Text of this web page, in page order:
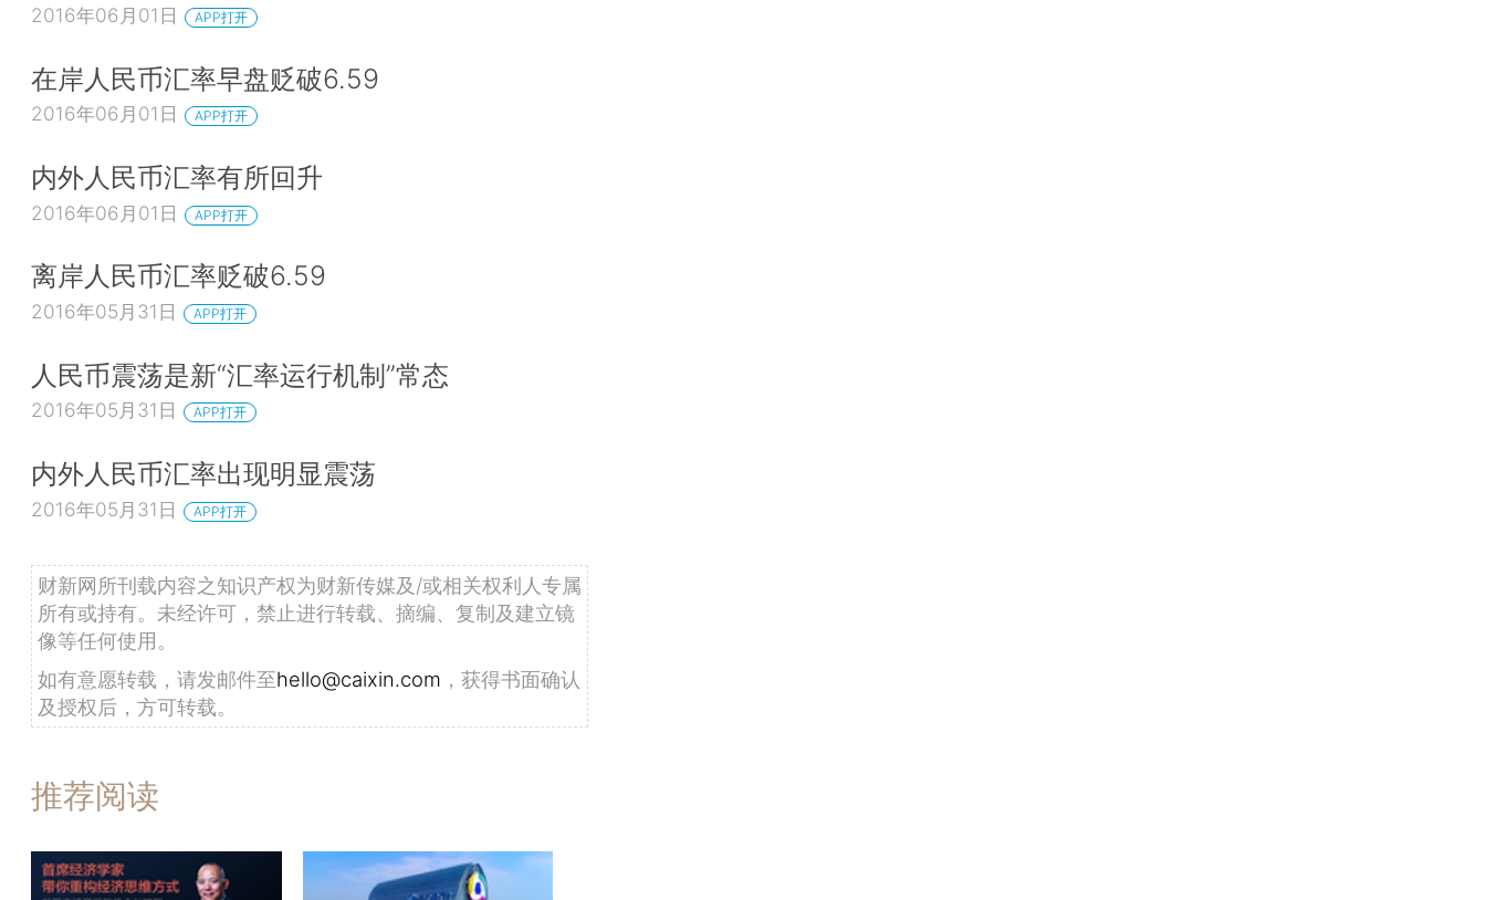
2016年06月01日 APP打开
在岸人民币汇率早盘贬破6.59
2016年06月01日 APP打开
内外人民币汇率有所回升
2016年06月01日 APP打开
离岸人民币汇率贬破6.59
2016年05月31日 APP打开
人民币震荡是新“汇率运行机制”常态
2016年05月31日 APP打开
内外人民币汇率出现明显震荡
2016年05月31日 APP打开
财新网所刊载内容之知识产权为财新传媒及/或相关权利人专属
所有或持有。未经许可，禁止进行转载、摘编、复制及建立镜
像等任何使用。
如有意愿转载，请发邮件至hello@caixin.com ，获得书面确认
及授权后，方可转载。
推荐阅读